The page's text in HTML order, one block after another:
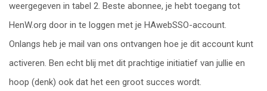
weergegeven in tabel 2. Beste abonnee, je hebt toegang tot
HenW.org door in te loggen met je HAwebSSO-account.
Onlangs heb je mail van ons ontvangen hoe je dit account kunt
activeren. Ben echt blij met dit prachtige initiatief van jullie en
hoop (denk) ook dat het een groot succes wordt.